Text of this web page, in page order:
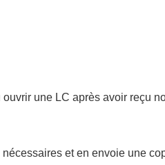
une LC après avoir reçu
et en envoie une